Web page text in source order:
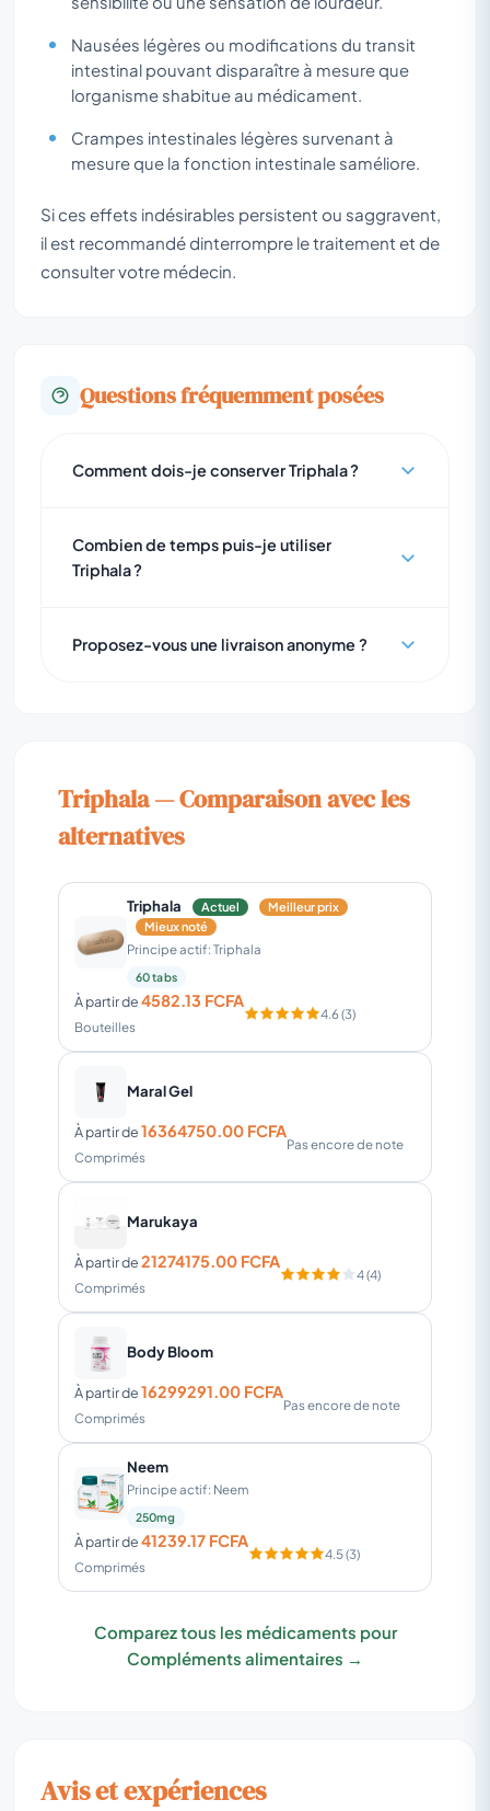
Nausées légères ou modifications du transit
intestinal pouvant disparaître à mesure que
lorganisme shabitue au médicament.
Crampes intestinales légères survenant à
mesure que la fonction intestinale saméliore.
Si ces effets indésirables persistent ou saggravent,
il est recommandé dinterrompre le traitement et de
consulter votre médecin.
Questions fréquemment posées
Comment dois-je conserver Triphala ?
Combien de temps puis-je utiliser
Triphala ?
Proposez-vous une livraison anonyme ?
Triphala — Comparaison avec les
alternatives
Triphala Actuel
Meilleur prix
Mieux noté
Principe actif: Triphala
60 tabs
À partir de4582.13 FCFA
Bouteilles
4.6 (3)
Maral Gel
À partir de16364750.00 FCFA
Comprimés
Pas encore de note
Marukaya
À partir de21274175.00 FCFA
Comprimés
4 (4)
Body Bloom
À partir de16299291.00 FCFA
Comprimés
Pas encore de note
Neem
Principe actif: Neem
250mg
À partir de41239.17 FCFA
Comprimés
4.5 (3)
Comparez tous les médicaments pour
Compléments alimentaires →
Avis et expériences